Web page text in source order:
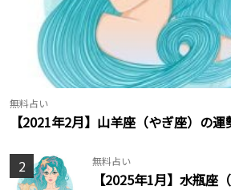
無料占い
【2021年2月】山羊座（やぎ座）の運
2 無料占い
【2025年1月】水瓶座